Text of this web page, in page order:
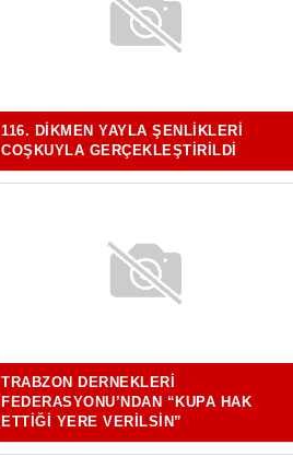
116. DIKMEN YAYLA ŞENLIKLERI
COŞKUYLA GERÇEKLEŞTIRILDI
TRABZON DERNEKLERI
FEDERASYONU’NDAN “KUPA HAK
ETTIĞI YERE VERILSIN”